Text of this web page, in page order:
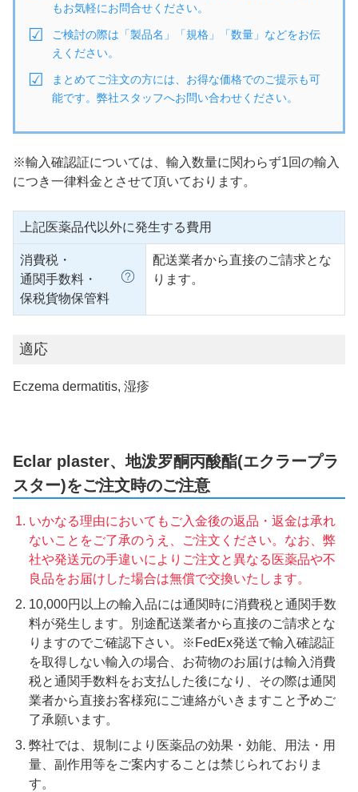
もお気軽にお問合せください。
ご検討の際は「製品名」「規格」「数量」などをお伝
えください。
まとめてご注文の方には、お得な価格でのご提示も可
能です。弊社スタッフへお問い合わせください。
※輸入確認証については、輸入数量に関わらず1回の輸入
につき一律料金とさせて頂いております。
上記医薬品代以外に発生する費用
消費税・
通関手数料・
保税貨物保管料
配送業者から直接のご請求とな
ります。
適応
Eczema dermatitis, 湿疹
Eclar plaster、地泼罗酮丙酸酯(エクラープラ
スター)をご注文時のご注意
いかなる理由においてもご入金後の返品・返金は承れ
ないことをご了承のうえ、ご注文ください。なお、弊
社や発送元の手違いによりご注文と異なる医薬品や不
良品をお届けした場合は無償で交換いたします。
10,000円以上の輸入品には通関時に消費税と通関手数
料が発生します。別途配送業者から直接のご請求とな
りますのでご確認下さい。※FedEx発送で輸入確認証
を取得しない輸入の場合、お荷物のお届けは輸入消費
税と通関手数料をお支払した後になり、その際は通関
業者から直接お客様宛にご連絡がいきますこと予めご
了承願います。
弊社では、規制により医薬品の効果・効能、用法・用
量、副作用等をご案内することは禁じられておりま
す。